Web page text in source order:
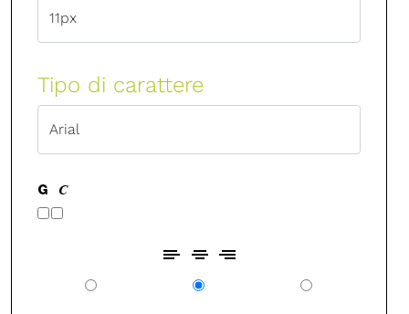
Tipo di carattere